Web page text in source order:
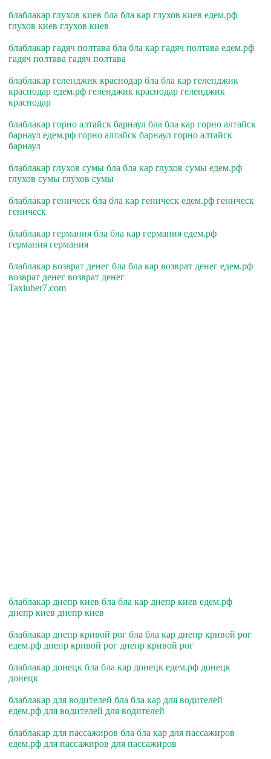
блаблакар глухов киев бла бла кар глухов киев едем.рф
глухов киев глухов киев
блаблакар гадяч полтава бла бла кар гадяч полтава едем.рф
гадяч полтава гадяч полтава
блаблакар геленджик краснодар бла бла кар геленджик
краснодар едем.рф геленджик краснодар геленджик
краснодар
блаблакар горно алтайск барнаул бла бла кар горно алтайск
барнаул едем.рф горно алтайск барнаул горно алтайск
барнаул
блаблакар глухов сумы бла бла кар глухов сумы едем.рф
глухов сумы глухов сумы
блаблакар геническ бла бла кар геническ едем.рф геническ
геническ
блаблакар германия бла бла кар германия едем.рф
германия германия
блаблакар возврат денег бла бла кар возврат денег едем.рф
возврат денег возврат денег
Taxiuber7.com
блаблакар днепр киев бла бла кар днепр киев едем.рф
днепр киев днепр киев
блаблакар днепр кривой рог бла бла кар днепр кривой рог
едем.рф днепр кривой рог днепр кривой рог
блаблакар донецк бла бла кар донецк едем.рф донецк
донецк
блаблакар для водителей бла бла кар для водителей
едем.рф для водителей для водителей
блаблакар для пассажиров бла бла кар для пассажиров
едем.рф для пассажиров для пассажиров